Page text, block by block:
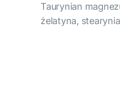
Taurynian
żelatyna,